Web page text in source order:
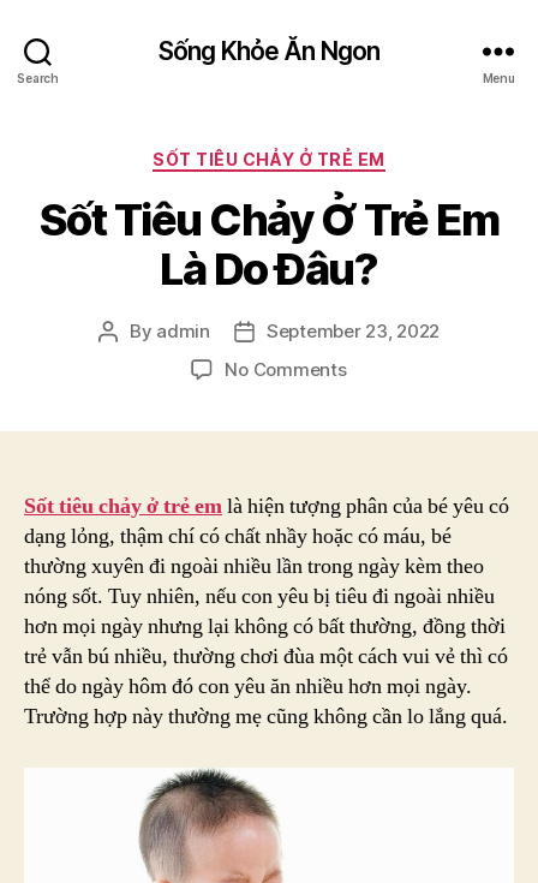
Search
Sống Khỏe Ăn Ngon
Menu
Categories
SỐT TIÊU CHẢY Ở TRẺ EM
Sốt Tiêu Chảy Ở Trẻ Em
Là Do Đâu?
Post
By admin
Post
date
September 23, 2022
No Commentson
Trẻ
Em
Do
Đâu?
Sốt tiêu chảy ở trẻ emlà hiện tượng phân của bé yêu có
dạng lỏng, thậm chí có chất nhầy hoặc có máu, bé
thường xuyên đi ngoài nhiều lần trong ngày kèm theo
nóng sốt. Tuy nhiên, nếu con yêu bị tiêu đi ngoài nhiều
hơn mọi ngày nhưng lại không có bất thường, đồng thời
trẻ vẫn bú nhiều, thường chơi đùa một cách vui vẻ thì có
thể do ngày hôm đó con yêu ăn nhiều hơn mọi ngày.
Trường hợp này thường mẹ cũng không cần lo lắng quá.